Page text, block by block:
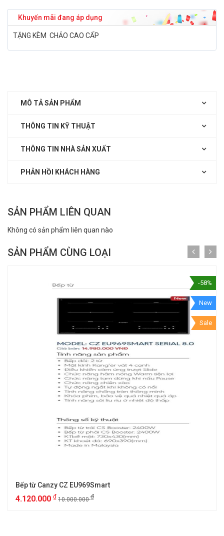
Khuyến mãi đang áp dụng
TẶNG KÈM CHẢO CAO CẤP
MÔ TẢ SẢN PHẨM
THÔNG TIN KỸ THUẬT
THÔNG TIN NHÀ SẢN XUẤT
PHẢN HỒI KHÁCH HÀNG
SẢN PHẨM LIÊN QUAN
Không có sản phẩm liên quan nào
SẢN PHẨM CÙNG LOẠI
-58%
New
Sale
Bếp từ Canzy CZ EU969Smart
4.120.000 ₫ 10.000.000₫